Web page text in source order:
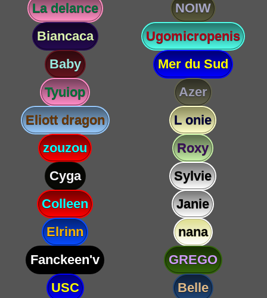
La delance
NOIW
Biancaca
Ugomicropenis
Baby
Mer du Sud
Tyuiop
Azer
Eliott dragon
L onie
zouzou
Roxy
Cyga
Sylvie
Colleen
Janie
Elrinn
nana
Fanckeen'v
GREGO
USC
Belle